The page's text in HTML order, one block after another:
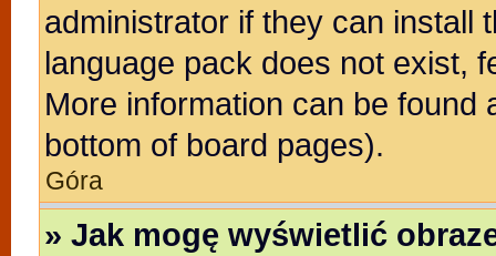
administrator if they can install
language pack does not exist,
More information can be found
bottom of board pages).
Góra
» Jak mogę wyświetlić